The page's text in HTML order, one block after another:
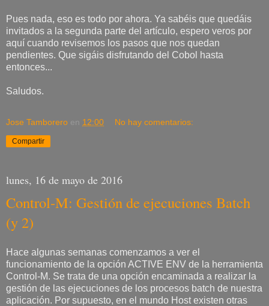
Pues nada, eso es todo por ahora. Ya sabéis que quedáis
invitados a la segunda parte del artículo, espero veros por
aquí cuando revisemos los pasos que nos quedan
pendientes. Que sigáis disfrutando del Cobol hasta
entonces...
Saludos.
Jose Tamborero en 12:00 No hay comentarios:
Compartir
lunes, 16 de mayo de 2016
Control-M: Gestión de ejecuciones Batch
(y 2)
Hace algunas semanas comenzamos a ver el
funcionamiento de la opción ACTIVE ENV de la herramienta
Control-M. Se trata de una opción encaminada a realizar la
gestión de las ejecuciones de los procesos batch de nuestra
aplicación. Por supuesto, en el mundo Host existen otras